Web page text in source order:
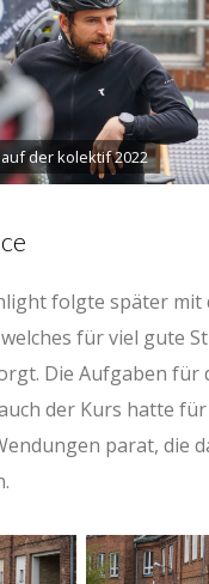
der kolektif 2022
folgte später mit
für viel gute
Die Aufgaben für
der Kurs hatte für
parat, die